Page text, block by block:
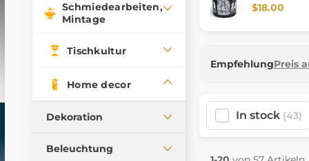
Schmiedearbeiten,
Mintage
Tischkultur
Home decor
Dekoration
Figuren, Lampen
Beleuchtung
$18.00
EmpfehlungPreis
In stock (43)